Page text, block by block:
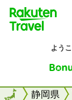
全国静岡県
全国